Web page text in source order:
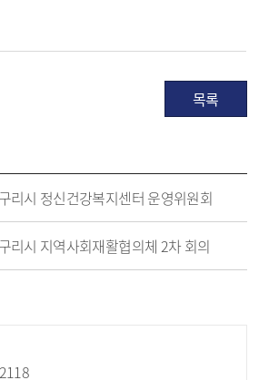
목록
리시 정신건강복지센터 운영위원회
리시 지역사회재활협의체 2차 회의